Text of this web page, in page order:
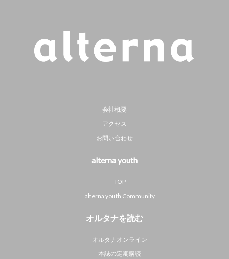
会社概要
アクセス
お問い合わせ
alterna youth
TOP
alterna youth Community
オルタナを読む
オルタナオンライン
本誌の定期購読